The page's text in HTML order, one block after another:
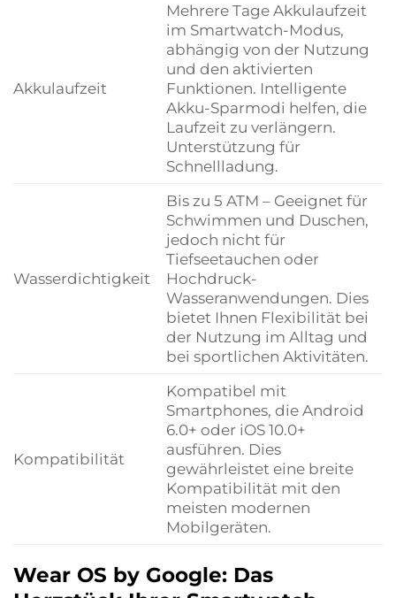
Akkulaufzeit
Mehrere Tage Akkulaufzeit
im Smartwatch-Modus,
abhängig von der Nutzung
und den aktivierten
Funktionen. Intelligente
Akku-Sparmodi helfen, die
Laufzeit zu verlängern.
Unterstützung für
Schnellladung.
Wasserdichtigkeit
Bis zu 5 ATM – Geeignet für
Schwimmen und Duschen,
jedoch nicht für
Tiefseetauchen oder
Hochdruck-
Wasseranwendungen. Dies
bietet Ihnen Flexibilität bei
der Nutzung im Alltag und
bei sportlichen Aktivitäten.
Kompatibilität
Kompatibel mit
Smartphones, die Android
6.0+ oder iOS 10.0+
ausführen. Dies
gewährleistet eine breite
Kompatibilität mit den
meisten modernen
Mobilgeräten.
Wear OS by Google: Das